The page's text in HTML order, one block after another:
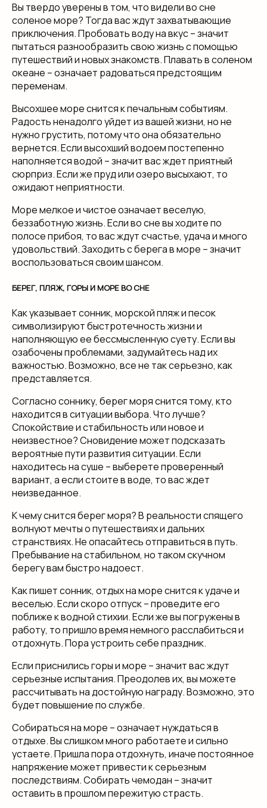
Вы твердо уверены в том, что видели во сне
соленое море? Тогда вас ждут захватывающие
приключения. Пробовать воду на вкус – значит
пытаться разнообразить свою жизнь с помощью
путешествий и новых знакомств. Плавать в соленом
океане – означает радоваться предстоящим
переменам.
Высохшее море снится к печальным событиям.
Радость ненадолго уйдет из вашей жизни, но не
нужно грустить, потому что она обязательно
вернется. Если высохший водоем постепенно
наполняется водой – значит вас ждет приятный
сюрприз. Если же пруд или озеро высыхают, то
ожидают неприятности.
Море мелкое и чистое означает веселую,
беззаботную жизнь. Если во сне вы ходите по
полосе прибоя, то вас ждут счастье, удача и много
удовольствий. Заходить с берега в море – значит
воспользоваться своим шансом.
БЕРЕГ, ПЛЯЖ, ГОРЫ И МОРЕ ВО СНЕ
Как указывает сонник, морской пляж и песок
символизируют быстротечность жизни и
наполняющую ее бессмысленную суету. Если вы
озабочены проблемами, задумайтесь над их
важностью. Возможно, все не так серьезно, как
представляется.
Согласно соннику, берег моря снится тому, кто
находится в ситуации выбора. Что лучше?
Спокойствие и стабильность или новое и
неизвестное? Сновидение может подсказать
вероятные пути развития ситуации. Если
находитесь на суше – выберете проверенный
вариант, а если стоите в воде, то вас ждет
неизведанное.
К чему снится берег моря? В реальности спящего
волнуют мечты о путешествиях и дальних
странствиях. Не опасайтесь отправиться в путь.
Пребывание на стабильном, но таком скучном
берегу вам быстро надоест.
Как пишет сонник, отдых на море снится к удаче и
веселью. Если скоро отпуск – проведите его
поближе к водной стихии. Если же вы погружены в
работу, то пришло время немного расслабиться и
отдохнуть. Пора устроить себе праздник.
Если приснились горы и море – значит вас ждут
серьезные испытания. Преодолев их, вы можете
рассчитывать на достойную награду. Возможно, это
будет повышение по службе.
Собираться на море – означает нуждаться в
отдыхе. Вы слишком много работаете и сильно
устаете. Пришла пора отдохнуть, иначе постоянное
напряжение может привести к серьезным
последствиям. Собирать чемодан – значит
оставить в прошлом пережитую страсть.